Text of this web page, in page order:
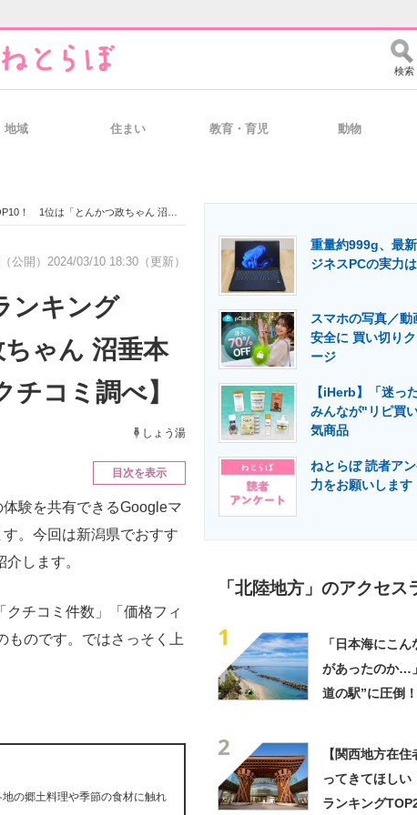
経営リーダーのコミュニティ マーケ×ITの今
製造業のIT導入・活用を支援
エネルギーの専門メディア 建設×テクノロジ
検索
地域 住まい 教育・育児 動物
ゃん 沼垂本店」【2024年3月版／Googleクチコミ調べ】
公開） 2024/03/10 18:30（更新）
ンキング
ゃん 沼垂本
コミ調べ】
しょう湯
目次を表示
験を共有できるGoogleマ
。今回は新潟県でおすす
します。
チコミ件数」「価格フィ
ものです。ではさっそく上
の郷土料理や季節の食材に触れ
重量約999g、最
ジネスPCの実力
スマホの写真／
安全に 買い切り
ージ
【iHerb】「迷っ
みんなが"リピ買
気商品
ねとらぼ 読者ア
力をお願いします
「北陸地方」のアクセス
1
「日本海にこ
があったのか…
道の駅”に圧倒
2
【関西地方在
ってきてほしい
ランキング